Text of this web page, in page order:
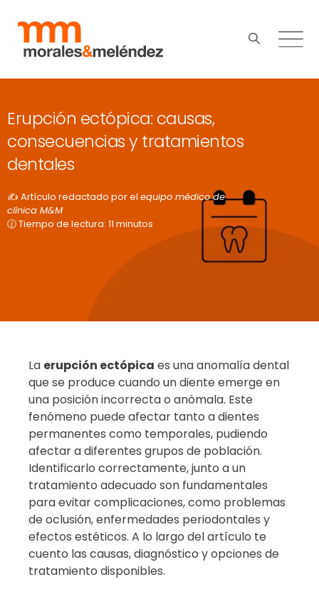
Erupción ectópica: causas,
consecuencias y tratamientos
dentales
✍️ Artículo redactado por el equipo médico de
clínica M&M
🕜 Tiempo de lectura: 11 minutos
La erupción ectópica es una anomalía dental
que se produce cuando un diente emerge en
una posición incorrecta o anómala. Este
fenómeno puede afectar tanto a dientes
permanentes como temporales, pudiendo
afectar a diferentes grupos de población.
Identificarlo correctamente, junto a un
tratamiento adecuado son fundamentales
para evitar complicaciones, como problemas
de oclusión, enfermedades periodontales y
efectos estéticos. A lo largo del artículo te
cuento las causas, diagnóstico y opciones de
tratamiento disponibles.